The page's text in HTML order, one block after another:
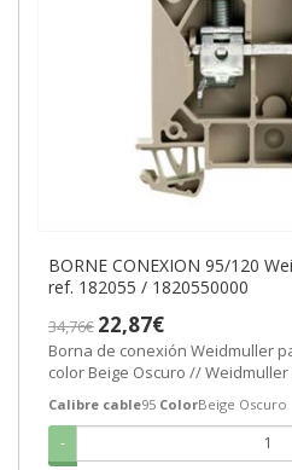
BORNE CONEXION 95/120 Weidmuller WDU 95N/120N
ref. 182055 / 1820550000
34,76€ 22,87€
Borna de conexión Weidmuller
color Beige Oscuro // Weidmuller
Calibre cable95 ColorBeige Oscuro
-